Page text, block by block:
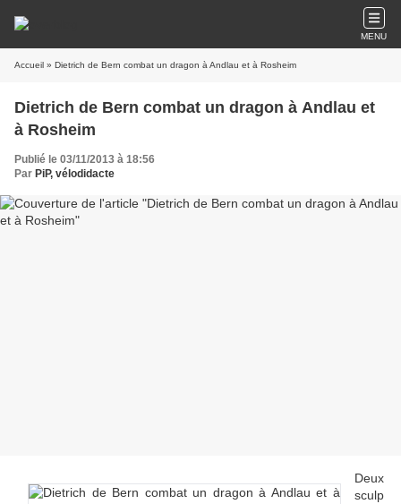
MENU
Accueil » Dietrich de Bern combat un dragon à Andlau et à Rosheim
Dietrich de Bern combat un dragon à Andlau et
à Rosheim
Publié le 03/11/2013 à 18:56
Par PiP, vélodidacte
Deux
sculp